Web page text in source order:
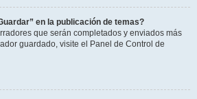
en la publicación de temas?
que serán completados y enviados más
guardado, visite el Panel de Control de